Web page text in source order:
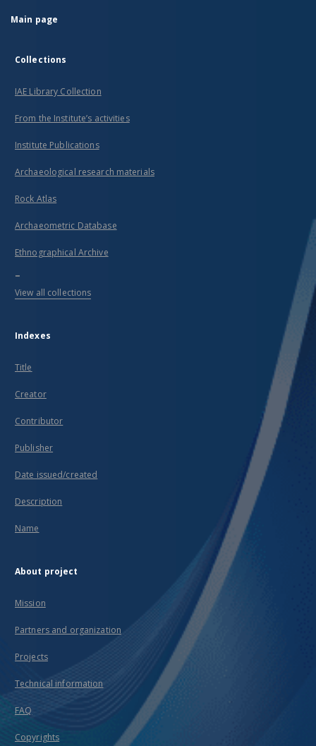
Main page
Collections
IAE Library Collection
From the Institute’s activities
Institute Publications
Archaeological research materials
Rock Atlas
Archaeometric Database
Ethnographical Archive
...
View all collections
Indexes
Title
Creator
Contributor
Publisher
Date issued/created
Description
Name
About project
Mission
Partners and organization
Projects
Technical information
FAQ
Copyrights